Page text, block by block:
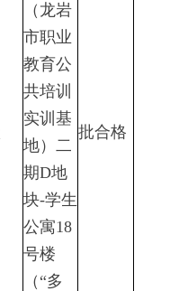
（龙岩
市职业
教育公
共培训
实训基
地）二
期D地
块-学生
公寓18
号楼
（“多
批合格